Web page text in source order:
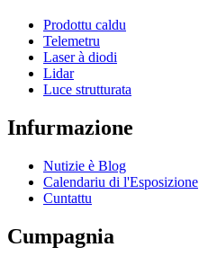
Prodottu caldu
Telemetru
Laser à diodi
Lidar
Luce strutturata
Infurmazione
Nutizie è Blog
Calendariu di l'Esposizione
Cuntattu
Cumpagnia